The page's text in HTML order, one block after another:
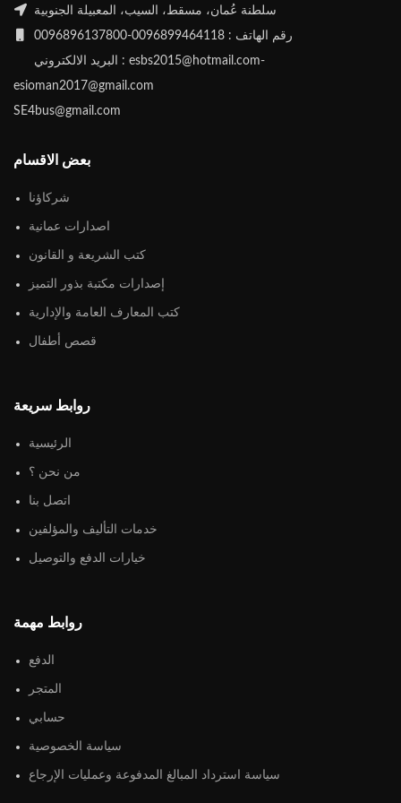
سلطنة عُمان، مسقط، السيب، المعبيلة الجنوبية
رقم الهاتف : 0096899464118-0096896137800
esioman2017@gmail.com
SE4bus@gmail.com
بعض الاقسام
شركاؤنا
اصدارات عمانية
كتب الشريعة و القانون
إصدارات مكتبة بذور التميز
كتب المعارف العامة والإدارية
قصص أطفال
روابط سريعة
الرئيسية
من نحن ؟
اتصل بنا
خدمات التأليف والمؤلفين
خيارات الدفع والتوصيل
روابط مهمة
الدفع
المتجر
حسابي
سياسة الخصوصية
سياسة استرداد المبالغ المدفوعة وعمليات الإرجاع